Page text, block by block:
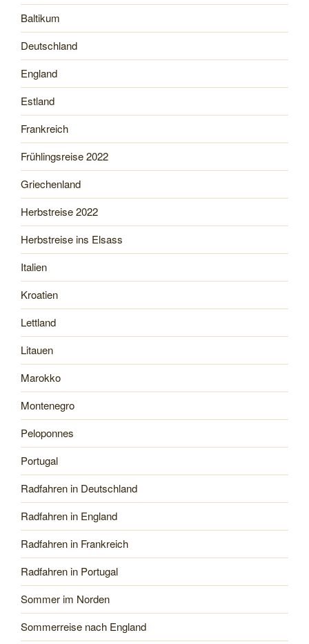
Baltikum
Deutschland
England
Estland
Frankreich
Frühlingsreise 2022
Griechenland
Herbstreise 2022
Herbstreise ins Elsass
Italien
Kroatien
Lettland
Litauen
Marokko
Montenegro
Peloponnes
Portugal
Radfahren in Deutschland
Radfahren in England
Radfahren in Frankreich
Radfahren in Portugal
Sommer im Norden
Sommerreise nach England